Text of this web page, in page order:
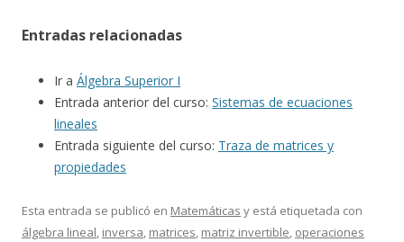
Entradas relacionadas
Ir a Álgebra Superior I
Entrada anterior del curso: Sistemas de ecuaciones
lineales
Entrada siguiente del curso: Traza de matrices y
propiedades
Esta entrada se publicó en Matemáticas y está etiquetada con
álgebra lineal, inversa, matrices, matriz invertible, operaciones